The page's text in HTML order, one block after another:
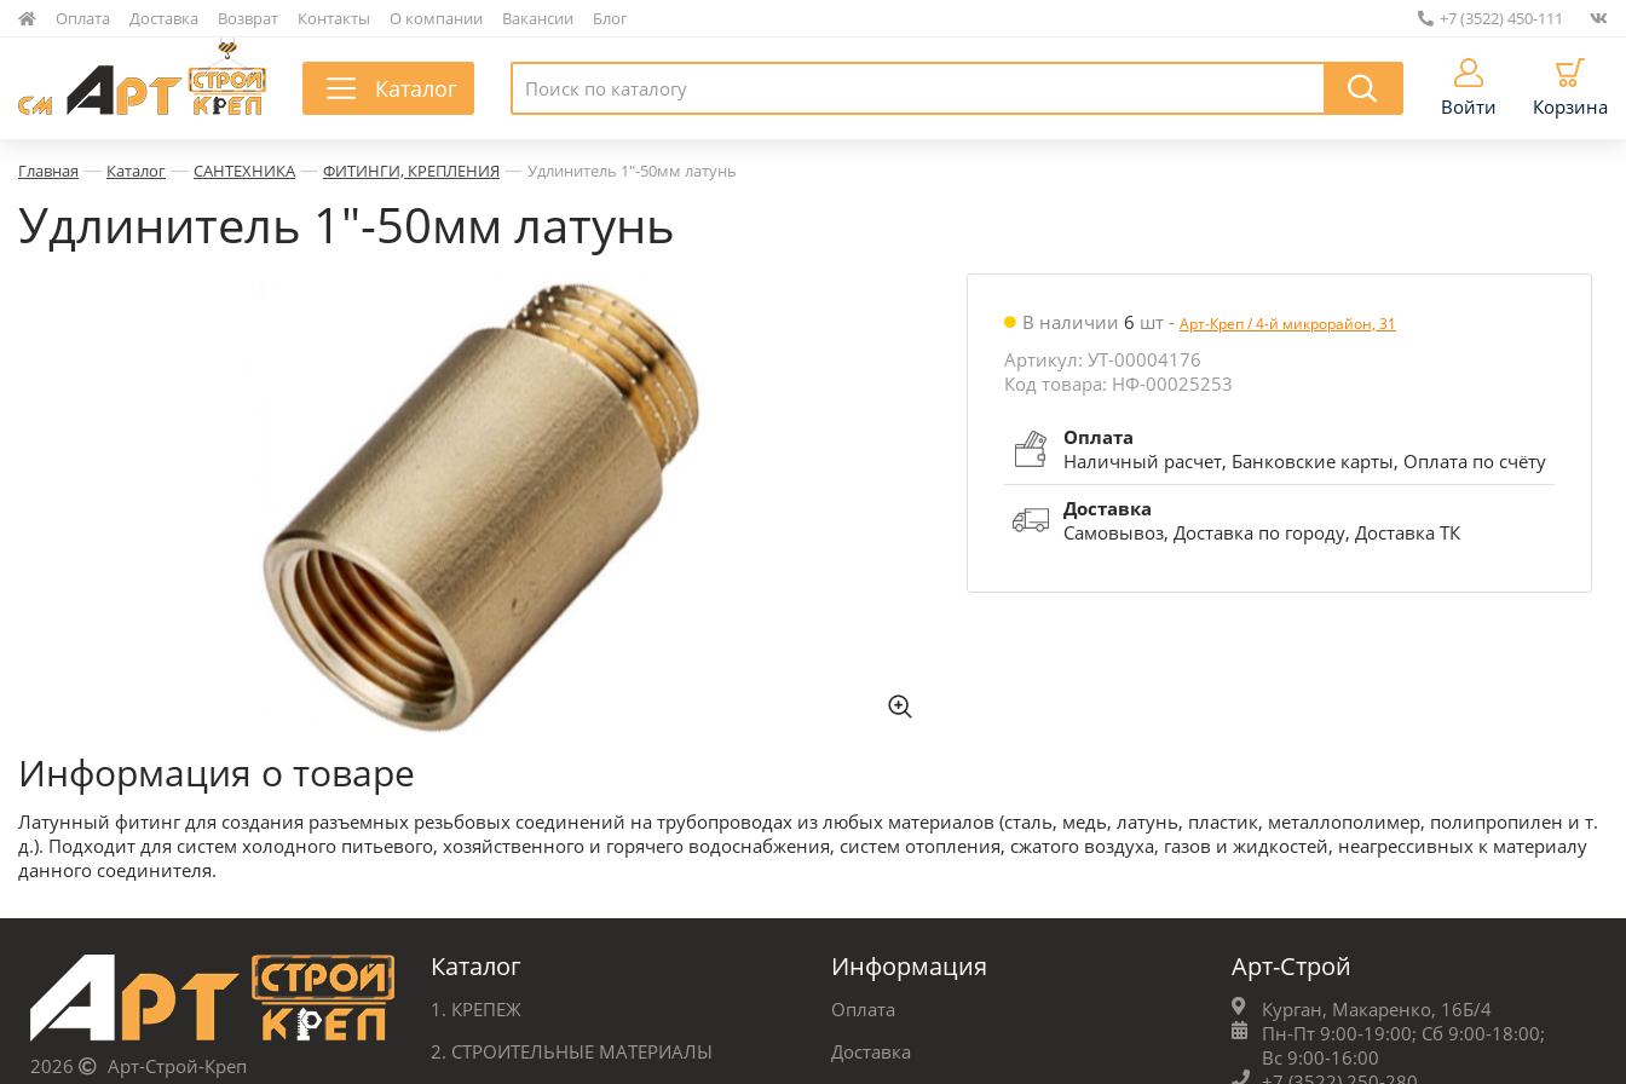
Оплата Доставка Возврат Контакты О компании Вакансии Блог +7 (3522) 450-111
Каталог
Войти Корзина
Главная — Каталог — САНТЕХНИКА — ФИТИНГИ, КРЕПЛЕНИЯ — Удлинитель 1"-50мм латунь
Удлинитель 1"-50мм латунь
В наличии 6 шт - Арт-Креп / 4-й микрорайон, 31
Артикул: УТ-00004176
Код товара: НФ-00025253
Оплата
Наличный расчет, Банковские карты, Оплата по счёту
Доставка
Самовывоз, Доставка по городу, Доставка ТК
Информация о товаре
Латунный фитинг для создания разъемных резьбовых соединений на трубопроводах из любых материалов (сталь, медь, латунь, пластик, металлополимер, полипропилен и т.
д.). Подходит для систем холодного питьевого, хозяйственного и горячего водоснабжения, систем отопления, сжатого воздуха, газов и жидкостей, неагрессивных к материалу
данного соединителя.
2026 Арт-Строй-Креп
Каталог
1. КРЕПЕЖ
2. СТРОИТЕЛЬНЫЕ МАТЕРИАЛЫ
Информация
Оплата
Доставка
Арт-Строй
Курган, Макаренко, 16Б/4
Пн-Пт 9:00-19:00; Сб 9:00-18:00;
Вс 9:00-16:00